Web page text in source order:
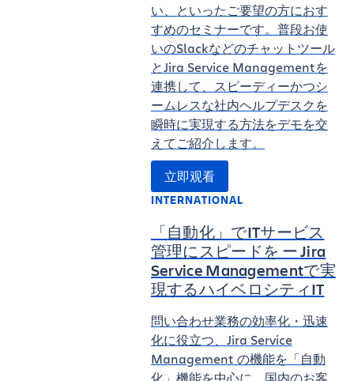
い、といったご要望の方におす
すめのセミナーです。普段お使
いのSlackなどのチャットツール
とJira Service Managementを
連携して、スピーディーかつシ
ームレスな社内ヘルプデスクを
瞬時に実現する方法をデモを交
えてご紹介します。
立即观看
INTERNATIONAL
「自動化」でITサービス
管理にスピードを ー Jira
Service Managementで実
現するハイベロシティIT
問い合わせ業務の効率化・迅速
化に役立つ、Jira Service
Management の機能を「自動
化」機能を中心に、国内のお客